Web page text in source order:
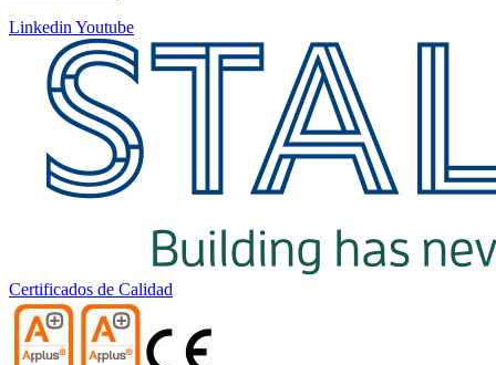
Linkedin Youtube
Certificados de Calidad